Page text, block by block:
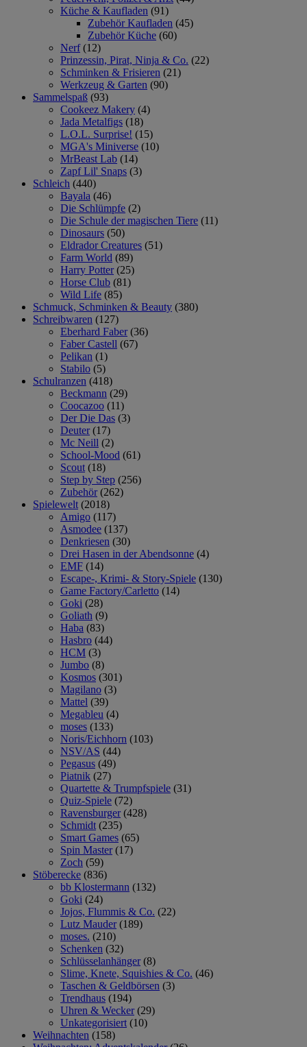
Küche & Kaufladen (91)
Zubehör Kaufladen (45)
Zubehör Küche (60)
Nerf (12)
Prinzessin, Pirat, Ninja & Co. (22)
Schminken & Frisieren (21)
Werkzeug & Garten (90)
Sammelspaß (93)
Cookeez Makery (4)
Jada Metalfigs (18)
L.O.L. Surprise! (15)
MGA's Miniverse (10)
MrBeast Lab (14)
Zapf Lil' Snaps (3)
Schleich (440)
Bayala (46)
Die Schlümpfe (2)
Die Schule der magischen Tiere (11)
Dinosaurs (50)
Eldrador Creatures (51)
Farm World (89)
Harry Potter (25)
Horse Club (81)
Wild Life (85)
Schmuck, Schminken & Beauty (380)
Schreibwaren (127)
Eberhard Faber (36)
Faber Castell (67)
Pelikan (1)
Stabilo (5)
Schulranzen (418)
Beckmann (29)
Coocazoo (11)
Der Die Das (3)
Deuter (17)
Mc Neill (2)
School-Mood (61)
Scout (18)
Step by Step (256)
Zubehör (262)
Spielewelt (2018)
Amigo (117)
Asmodee (137)
Denkriesen (30)
Drei Hasen in der Abendsonne (4)
EMF (14)
Escape-, Krimi- & Story-Spiele (130)
Game Factory/Carletto (14)
Goki (28)
Goliath (9)
Haba (83)
Hasbro (44)
HCM (3)
Jumbo (8)
Kosmos (301)
Magilano (3)
Mattel (39)
Megableu (4)
moses (133)
Noris/Eichhorn (103)
NSV/AS (44)
Pegasus (49)
Piatnik (27)
Quartette & Trumpfspiele (31)
Quiz-Spiele (72)
Ravensburger (428)
Schmidt (235)
Smart Games (65)
Spin Master (17)
Zoch (59)
Stöberecke (836)
bb Klostermann (132)
Goki (24)
Jojos, Flummis & Co. (22)
Lutz Mauder (189)
moses. (210)
Schenken (32)
Schlüsselanhänger (8)
Slime, Knete, Squishies & Co. (46)
Taschen & Geldbörsen (3)
Trendhaus (194)
Uhren & Wecker (29)
Unkategorisiert (10)
Weihnachten (158)